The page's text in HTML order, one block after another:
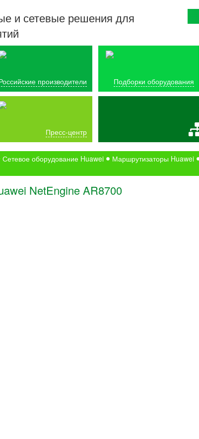
и сетевые решения для
производители Подборки оборудования
Пресс-центр
Сетевое оборудование Huawei Маршрутизаторы Huawei
NetEngine AR8700